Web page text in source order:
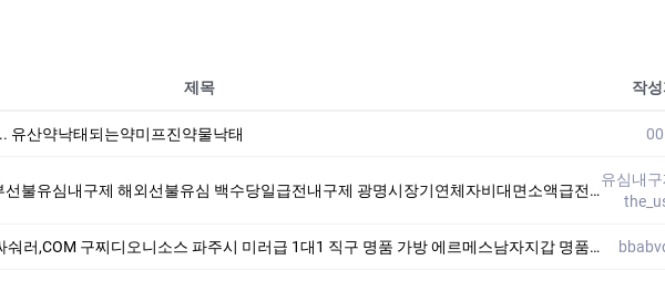
제목 작
유산약낙태되는약미프진약물낙태 00
심내구제 해외선불유심 백수당일급전내구제 광명시장기연체자비대면소액급전대출 생활비대출50만원
유심내
,COM 구찌디오니소스 파주시 미러급 1대1 직구 명품 가방 에르메스남자지갑 명품가방가격 WYK